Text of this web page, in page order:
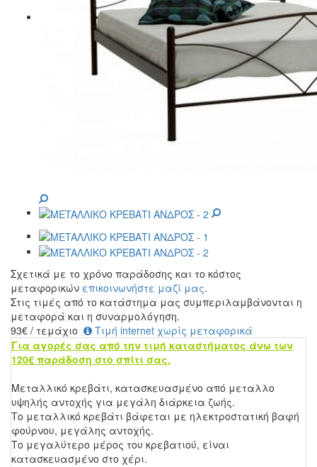
Σχετικά με το χρόνο παράδοσης και το κόστος
μεταφορικών επικοινωνήστε μαζί μας.
Στις τιμές από το κατάστημα μας συμπεριλαμβάνονται η
μεταφορά και η συναρμολόγηση.
93€ / τεμάχιο
Τιμή internet χωρίς μεταφορικά
Για αγορές σας από την τιμή καταστήματος άνω των
120€ παράδοση στο σπίτι σας.
Μεταλλικό κρεβάτι, κατασκευασμένο από μεταλλο
υψηλής αντοχής για μεγάλη διάρκεια ζωής.
Το μεταλλικό κρεβάτι βάφεται με ηλεκτροστατική βαφή
φούρνου, μεγάλης αντοχής.
Το μεγαλύτερο μέρος του κρεβατιού, είναι
κατασκευασμένο στο χέρι.